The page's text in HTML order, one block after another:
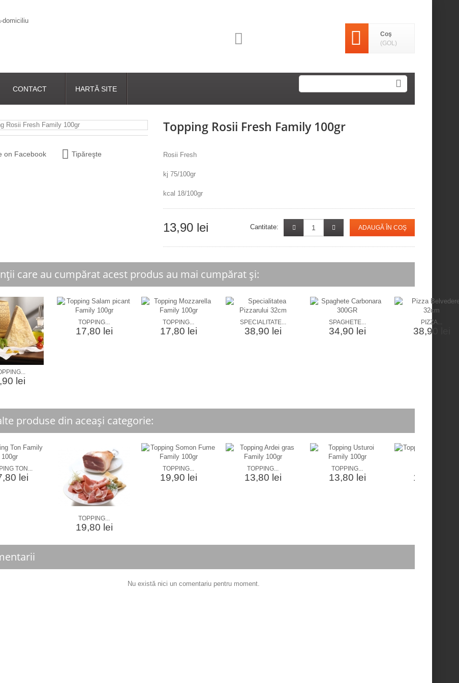
CONTACT HARTĂ SITE
Coş
(GOL)
on Facebook Tipăreşte
Topping Rosii Fresh Family 100gr
Rosii Fresh
kj 75/100gr
kcal 18/100gr
13,90 lei ADAUGĂ ÎN COŞ
Cantitate:
care au cumpărat acest produs au mai cumpărat și:
lei
TOPPING...
17,80 lei
TOPPING...
17,80 lei
SPECIALITATE...
38,90 lei
SPAGHETE...
34,90 lei
PIZZA...
38,90 lei
produse din aceași categorie:
TON...
lei
TOPPING...
19,80 lei
TOPPING...
19,90 lei
TOPPING...
13,80 lei
TOPPING...
13,80 lei 17,80 lei
Nu există nici un comentariu pentru moment.